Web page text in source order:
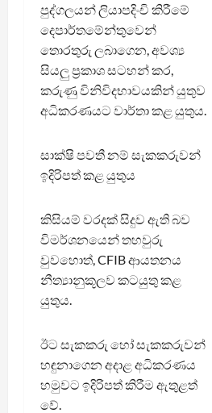
පුද්ගලයන් ලියාපදිංචි කිරීමේ
දෙපාර්තමේන්තුවෙන්
තොරතුරු ලබාගෙන, අවශ්‍ය
සියලු ප්‍රකාශ සටහන් කර,
කරුණු විනිවිදභාවයකින් යුතුව
අධිකරණයට වාර්තා කළ යුතුය.
සාක්ෂි පවතී නම් සැකකරුවන්
ඉදිරිපත් කළ යුතුය
කිසියම් වරදක් සිදුව ඇති බව
විමර්ශනයෙන් තහවුරු
වුවහොත්, CFIB ආයතනය
නීත්‍යානුකූලව කටයුතු කළ
යුතුය.
ඊට සැකකරු හෝ සැකකරුවන්
හඳුනාගෙන අදාළ අධිකරණය
හමුවට ඉදිරිපත් කිරීම ඇතුළත්
වේ.